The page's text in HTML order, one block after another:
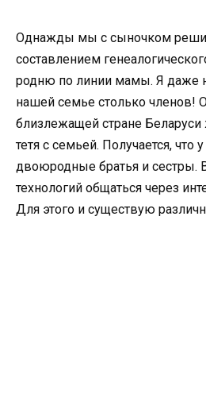
Однажды мы с сыночком
составлением
родню по линии мамы. Я даже
нашей семье столько членов!
близлежащей стране
тетя с семьей. Получается, что
двоюродные братья и сестры.
технологий общаться через
Для этого и существую